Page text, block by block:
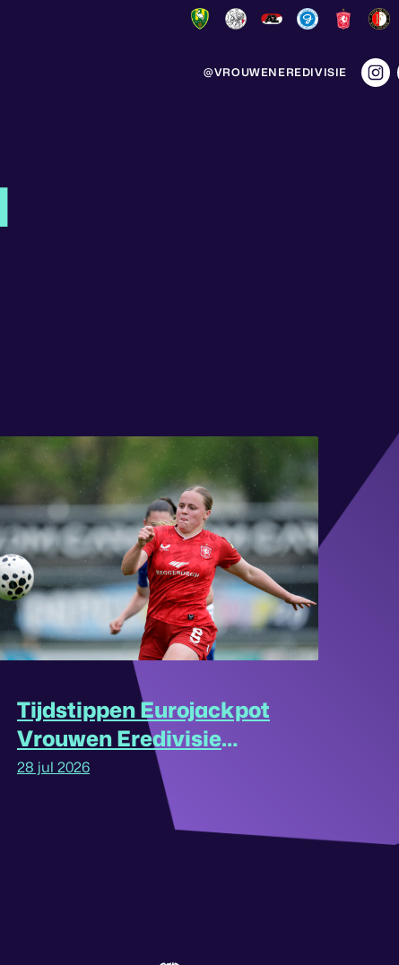
@VROUWENEREDIVISIE
Tijdstippen Eurojackpot
Vrouwen Eredivisie
omgedraaid
28 jul 2026